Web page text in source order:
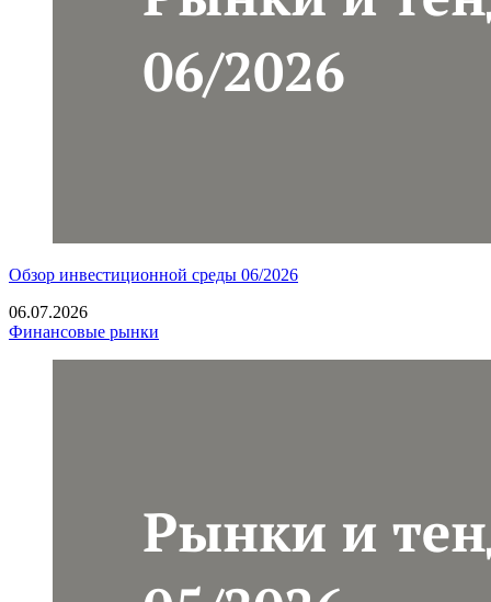
Обзор инвестиционной среды 06/2026
06.07.2026
Финансовые рынки